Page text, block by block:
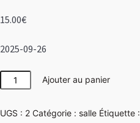
15.00€
2025-09-26
quantité
de
Ajouter au panier
UGS : 2 Catégorie : salle Étiquette :